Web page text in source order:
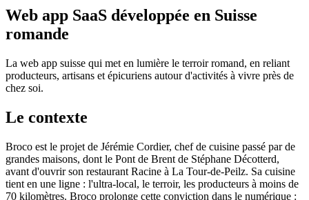
Web app SaaS développée en Suisse
romande
La web app suisse qui met en lumière le terroir romand, en reliant
producteurs, artisans et épicuriens autour d'activités à vivre près de
chez soi.
Le contexte
Broco est le projet de Jérémie Cordier, chef de cuisine passé par de
grandes maisons, dont le Pont de Brent de Stéphane Décotterd,
avant d'ouvrir son restaurant Racine à La Tour-de-Peilz. Sa cuisine
tient en une ligne : l'ultra-local, le terroir, les producteurs à moins de
70 kilomètres. Broco prolonge cette conviction dans le numérique :